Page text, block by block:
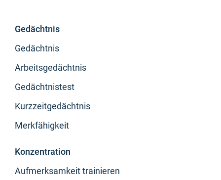
Gedächtnis
Gedächtnis
Arbeitsgedächtnis
Gedächtnistest
Kurzzeitgedächtnis
Merkfähigkeit
Konzentration
Aufmerksamkeit trainieren